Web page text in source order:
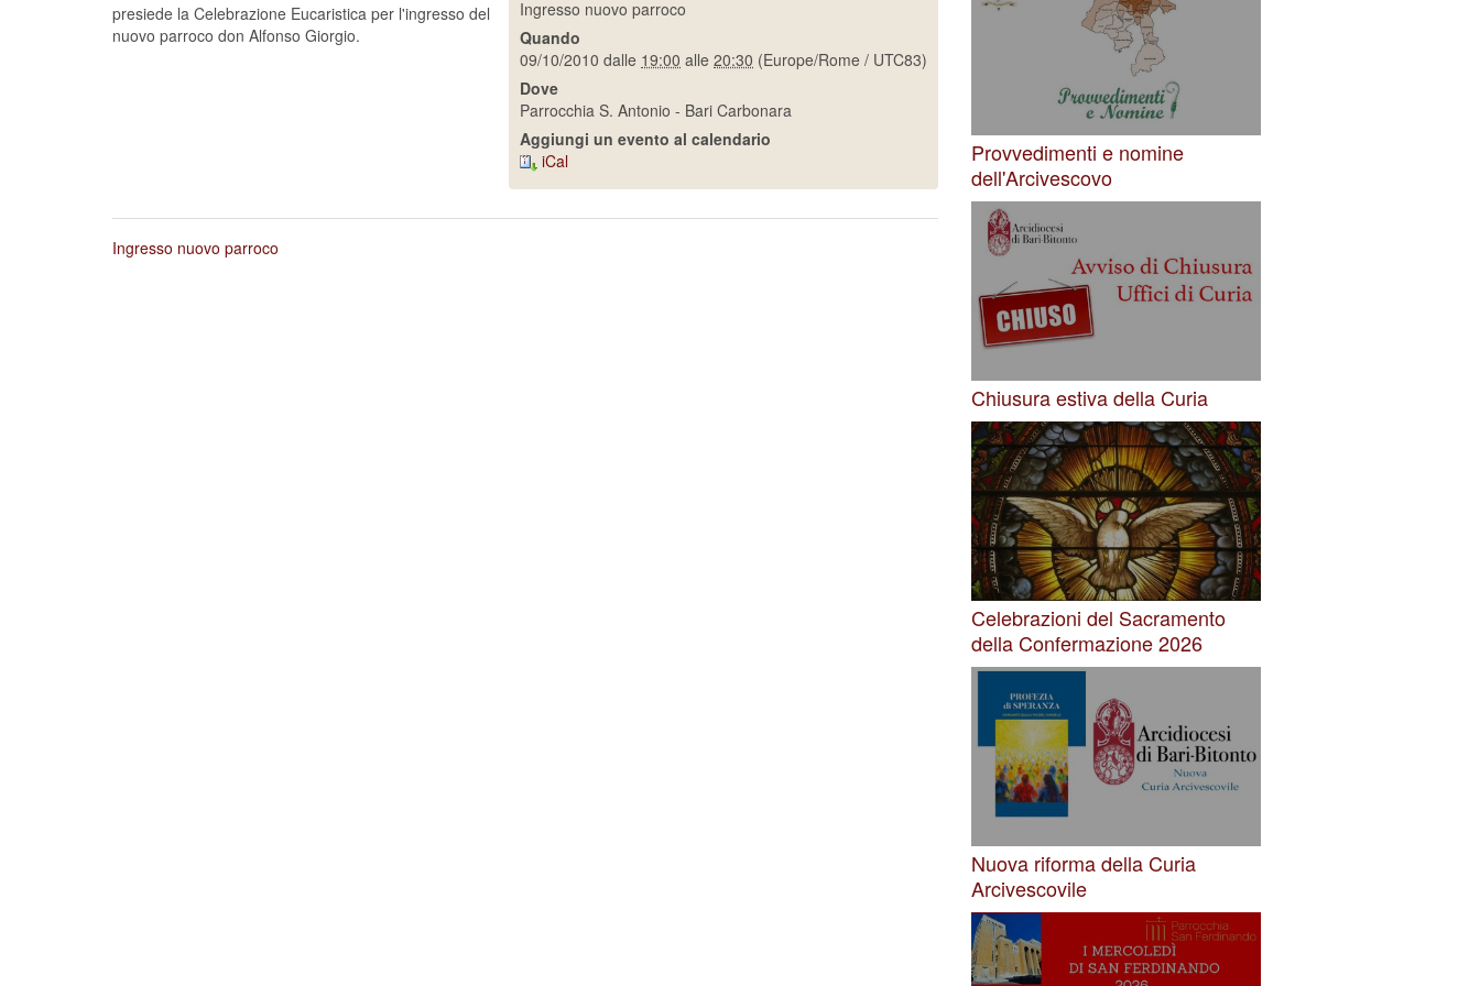
Ingresso nuovo parroco
Quando
09/10/2010 dalle 19:00 alle 20:30 (Europe/Rome / UTC83)
Dove
Parrocchia S. Antonio - Bari Carbonara
Aggiungi un evento al calendario
iCal
presiede la Celebrazione Eucaristica per l'ingresso del
nuovo parroco don Alfonso Giorgio.
Ingresso nuovo parroco
Provvedimenti e nomine
dell'Arcivescovo
Chiusura estiva della Curia
Celebrazioni del Sacramento
della Confermazione 2026
Nuova riforma della Curia
Arcivescovile